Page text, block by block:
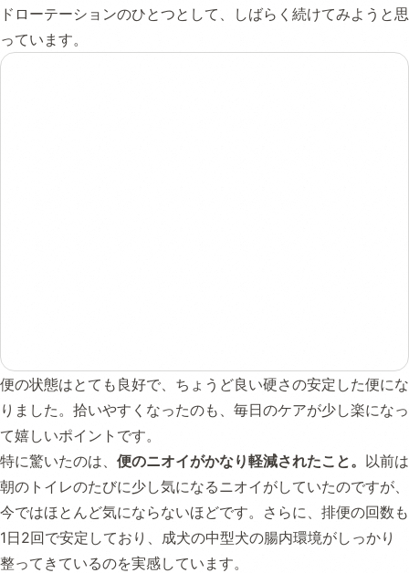
ドローテーションのひとつとして、しばらく続けてみようと思
っています。
便の状態はとても良好で、ちょうど良い硬さの安定した便にな
りました。拾いやすくなったのも、毎日のケアが少し楽になっ
て嬉しいポイントです。
特に驚いたのは、 便のニオイがかなり軽減されたこと。 以前は
朝のトイレのたびに少し気になるニオイがしていたのですが、
今ではほとんど気にならないほどです。さらに、排便の回数も
1日2回で安定しており、成犬の中型犬の腸内環境がしっかり
整ってきているのを実感しています。